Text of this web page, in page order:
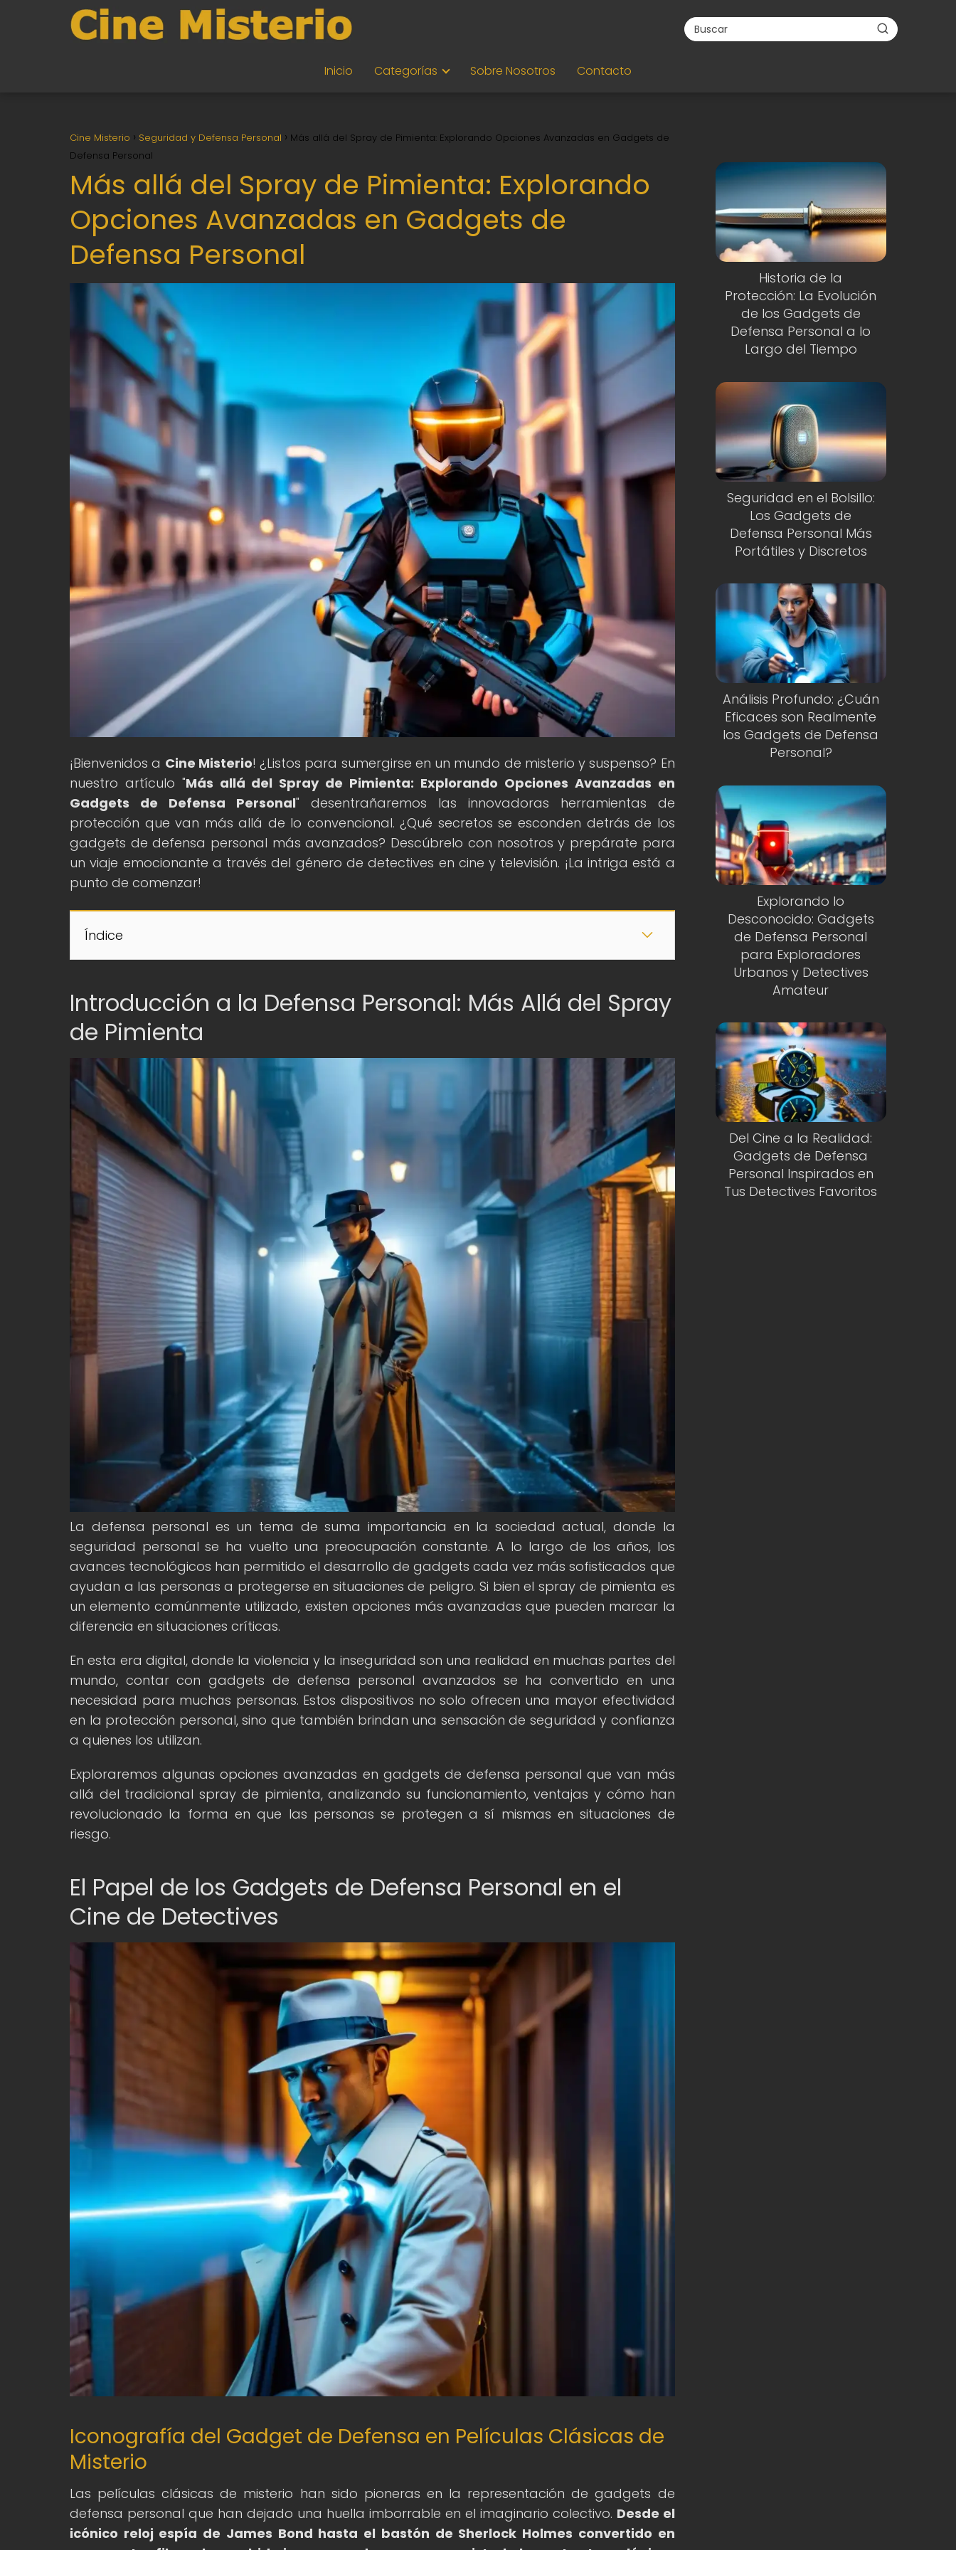
Inicio Categorías Sobre Nosotros Contacto
Cine Misterio Seguridad y Defensa Personal
Más allá del Spray de Pimienta: Explorando Opciones Avanzadas en Gadgets de
Defensa Personal
Más allá del Spray de Pimienta: Explorando
Opciones Avanzadas en Gadgets de
Defensa Personal
¡Bienvenidos a Cine Misterio! ¿Listos para sumergirse en un mundo de misterio y suspenso? En
nuestro artículo "Más allá del Spray de Pimienta: Explorando Opciones Avanzadas en
Gadgets de Defensa Personal" desentrañaremos las innovadoras herramientas de
protección que van más allá de lo convencional. ¿Qué secretos se esconden detrás de los
gadgets de defensa personal más avanzados? Descúbrelo con nosotros y prepárate para
un viaje emocionante a través del género de detectives en cine y televisión. ¡La intriga está a
punto de comenzar!
Índice
Introducción a la Defensa Personal: Más Allá del Spray
de Pimienta
La defensa personal es un tema de suma importancia en la sociedad actual, donde la
seguridad personal se ha vuelto una preocupación constante. A lo largo de los años, los
avances tecnológicos han permitido el desarrollo de gadgets cada vez más sofisticados que
ayudan a las personas a protegerse en situaciones de peligro. Si bien el spray de pimienta es
un elemento comúnmente utilizado, existen opciones más avanzadas que pueden marcar la
diferencia en situaciones críticas.
En esta era digital, donde la violencia y la inseguridad son una realidad en muchas partes del
mundo, contar con gadgets de defensa personal avanzados se ha convertido en una
necesidad para muchas personas. Estos dispositivos no solo ofrecen una mayor efectividad
en la protección personal, sino que también brindan una sensación de seguridad y confianza
a quienes los utilizan.
Exploraremos algunas opciones avanzadas en gadgets de defensa personal que van más
allá del tradicional spray de pimienta, analizando su funcionamiento, ventajas y cómo han
revolucionado la forma en que las personas se protegen a sí mismas en situaciones de
riesgo.
El Papel de los Gadgets de Defensa Personal en el
Cine de Detectives
Iconografía del Gadget de Defensa en Películas Clásicas de
Misterio
Las películas clásicas de misterio han sido pioneras en la representación de gadgets de
defensa personal que han dejado una huella imborrable en el imaginario colectivo. Desde el
icónico reloj espía de James Bond hasta el bastón de Sherlock Holmes convertido en
Historia de la
Protección: La Evolución
de los Gadgets de
Defensa Personal a lo
Largo del Tiempo
Seguridad en el Bolsillo:
Los Gadgets de
Defensa Personal Más
Portátiles y Discretos
Análisis Profundo: ¿Cuán
Eficaces son Realmente
los Gadgets de Defensa
Personal?
Explorando lo
Desconocido: Gadgets
de Defensa Personal
para Exploradores
Urbanos y Detectives
Amateur
Del Cine a la Realidad:
Gadgets de Defensa
Personal Inspirados en
Tus Detectives Favoritos